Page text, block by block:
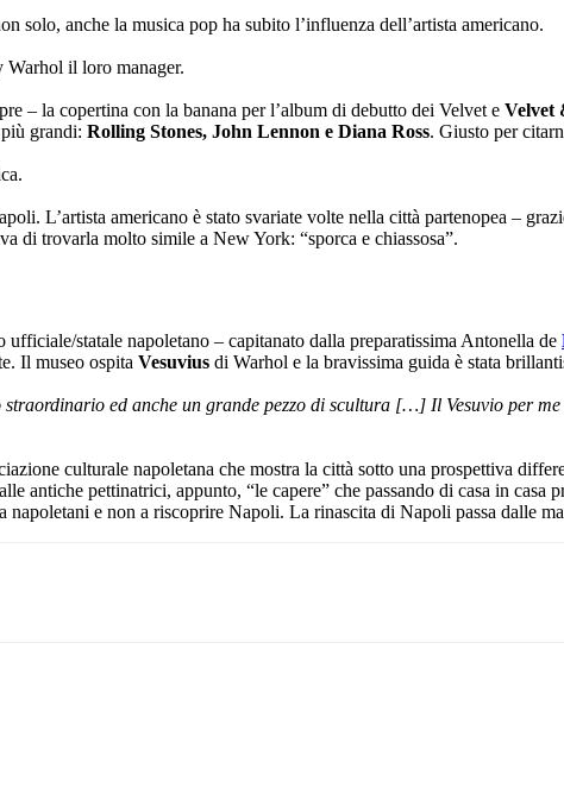
solo, anche la musica pop ha subito l’influenza dell’artista americano.
Warhol il loro manager.
– la copertina con la banana per l’album di debutto dei Velvet e Velvet
grandi: Rolling Stones, John Lennon e Diana Ross. Giusto per
L’artista americano è stato svariate volte nella città partenopea –
di trovarla molto simile a New York: “sporca e chiassosa”.
statale napoletano – capitanato dalla preparatissima Antonella de
Il museo ospita Vesuvius di Warhol e la bravissima guida è stata
straordinario ed anche un grande pezzo di scultura […] Il Vesuvio per
culturale napoletana che mostra la città sotto una prospettiva
antiche pettinatrici, appunto, “le capere” che passando di casa in
e non a riscoprire Napoli. La rinascita di Napoli passa dalle